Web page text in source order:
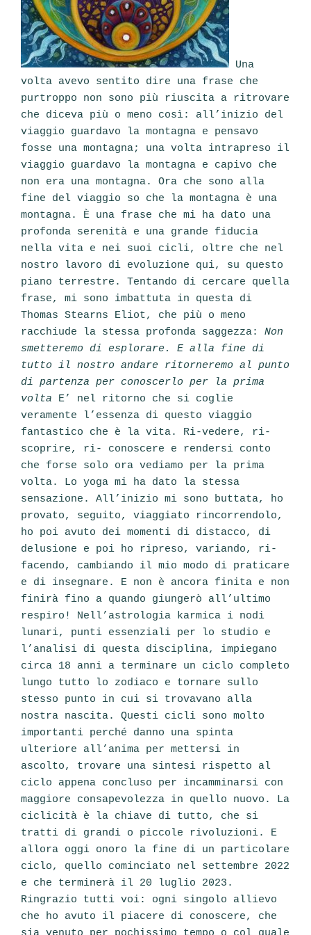
Una
volta avevo sentito dire una frase che
purtroppo non sono più riuscita a ritrovare
che diceva più o meno così: all’inizio del
viaggio guardavo la montagna e pensavo
fosse una montagna; una volta intrapreso il
viaggio guardavo la montagna e capivo che
non era una montagna. Ora che sono alla
fine del viaggio so che la montagna è una
montagna. È una frase che mi ha dato una
profonda serenità e una grande fiducia
nella vita e nei suoi cicli, oltre che nel
nostro lavoro di evoluzione qui, su questo
piano terrestre. Tentando di cercare quella
frase, mi sono imbattuta in questa di
Thomas Stearns Eliot, che più o meno
racchiude la stessa profonda saggezza: Non
smetteremo di esplorare. E alla fine di
tutto il nostro andare ritorneremo al punto
di partenza per conoscerlo per la prima
volta
E’ nel ritorno che si coglie
veramente l’essenza di questo viaggio
fantastico che è la vita. Ri-vedere, ri-
scoprire, ri- conoscere e rendersi conto
che forse solo ora vediamo per la prima
volta. Lo yoga mi ha dato la stessa
sensazione. All’inizio mi sono buttata, ho
provato, seguito, viaggiato rincorrendolo,
ho poi avuto dei momenti di distacco, di
delusione e poi ho ripreso, variando, ri-
facendo, cambiando il mio modo di praticare
e di insegnare. E non è ancora finita e non
finirà fino a quando giungerò all’ultimo
respiro! Nell’astrologia karmica i nodi
lunari, punti essenziali per lo studio e
l’analisi di questa disciplina, impiegano
circa 18 anni a terminare un ciclo completo
lungo tutto lo zodiaco e tornare sullo
stesso punto in cui si trovavano alla
nostra nascita. Questi cicli sono molto
importanti perché danno una spinta
ulteriore all’anima per mettersi in
ascolto, trovare una sintesi rispetto al
ciclo appena concluso per incamminarsi con
maggiore consapevolezza in quello nuovo. La
ciclicità è la chiave di tutto, che si
tratti di grandi o piccole rivoluzioni. E
allora oggi onoro la fine di un particolare
ciclo, quello cominciato nel settembre 2022
e che terminerà il 20 luglio 2023.
Ringrazio tutti voi: ogni singolo allievo
che ho avuto il piacere di conoscere, che